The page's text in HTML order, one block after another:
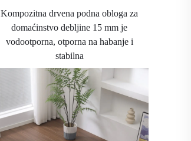
Kompozitna drvena podna obloga za
domaćinstvo debljine 15 mm je
vodootporna, otporna na habanje i
stabilna